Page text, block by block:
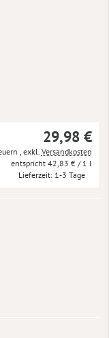
29,98 €
exkl. Versandkosten
42,83 € / 1 l
Lieferzeit 1-3 Tage